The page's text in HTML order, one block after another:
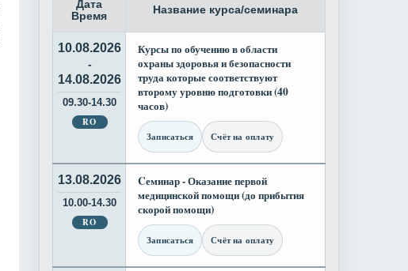
Дата
Время
Название курса/семинара
10.08.2026
-
14.08.2026
09.30-14.30
RO
Курсы по обучению в области
охраны здоровья и безопасности
труда которые соответствуют
второму уровню подготовки (40
часов)
Записаться Счёт на оплату
13.08.2026
10.00-14.30
RO
Cеминар - Оказание первой
медицинской помощи (до прибытия
скорой помощи)
Записаться Счёт на оплату